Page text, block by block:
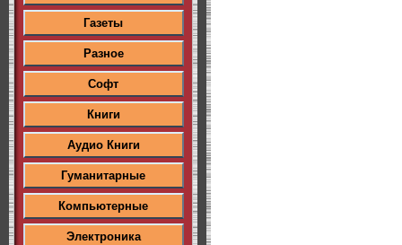
Газеты
Разное
Софт
Книги
Аудио Книги
Гуманитарные
Компьютерные
Электроника